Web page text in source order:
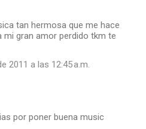
tan hermosa que me hace
mi gran amor perdido tkm te
2011 a las 12:45 a.m.
por poner buena music